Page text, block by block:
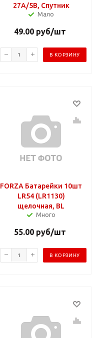
27А/5B, Спутник
Мало
49.00 руб/шт
В КОРЗИНУ
FORZA Батарейки 10шт
LR54 (LR1130)
щелочная, BL
Много
55.00 руб/шт
В КОРЗИНУ